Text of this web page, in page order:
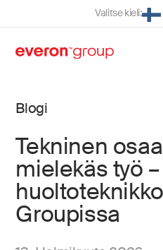
Valitse kieli:
Blogi
Tekninen
mielekäs työ
Groupissa